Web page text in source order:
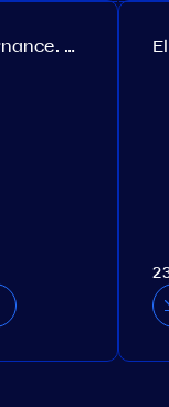
Coreum governance. Proposal №22